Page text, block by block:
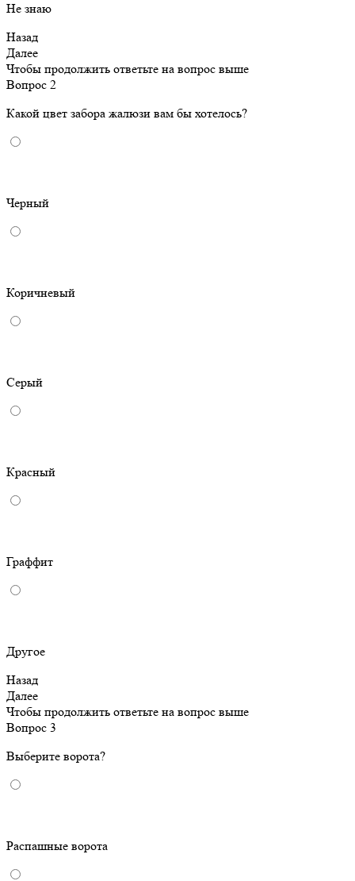
Не знаю
Назад
Далее
Чтобы продолжить ответьте на вопрос выше
Вопрос 2
Какой цвет забора жалюзи вам бы хотелось?
Черный
Коричневый
Серый
Красный
Граффит
Другое
Назад
Далее
Чтобы продолжить ответьте на вопрос выше
Вопрос 3
Выберите ворота?
Распашные ворота